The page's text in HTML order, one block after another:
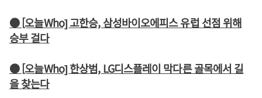
● [오늘Who] 고한승, 삼성바이오에피스 유럽 선점 위해
승부 걸다
● [오늘Who] 한상범, LG디스플레이 막다른 골목에서 길
을 찾는다